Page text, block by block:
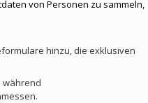
von Personen zu sammeln,
hinzu, die exklusiven
während